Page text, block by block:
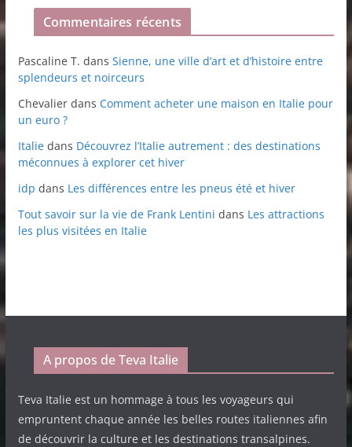
Commentaires récents
Pascaline T. dans Sienne, une ville d’art et d’histoire entre
splendeurs et noirceurs
Chevalierdans Comment acheter une maison en Italie pour
un euro ?
Italiedans Découvrez l’Italie autrement : des destinations
méconnues à explorer cet hiver
idp dans Les différences entre les pneus été et hiver
Tout savoir sur la vie de Frank Lentini dans Les attractions
les plus visitées en Italie
A propos de Teva Italie
Teva Italie est un hommage à tous les voyageurs qui
empruntent chaque année les belles routes italiennes afin
de découvrir la culture et les destinations transalpines.